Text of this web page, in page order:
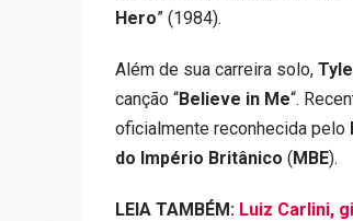
Hero” (1984).
Além de sua carreira solo,
canção “Believe in Me“.
oficialmente reconhecida pelo
do Império Britânico (MBE).
LEIA TAMBÉM: Luiz Carlini,